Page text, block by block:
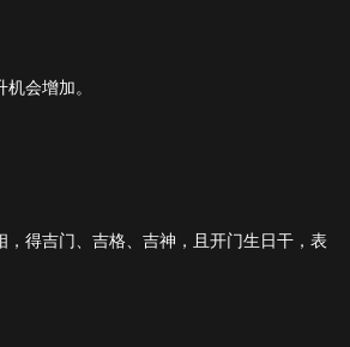
会增加。
得吉门、吉格、吉神，且开门生日干，表